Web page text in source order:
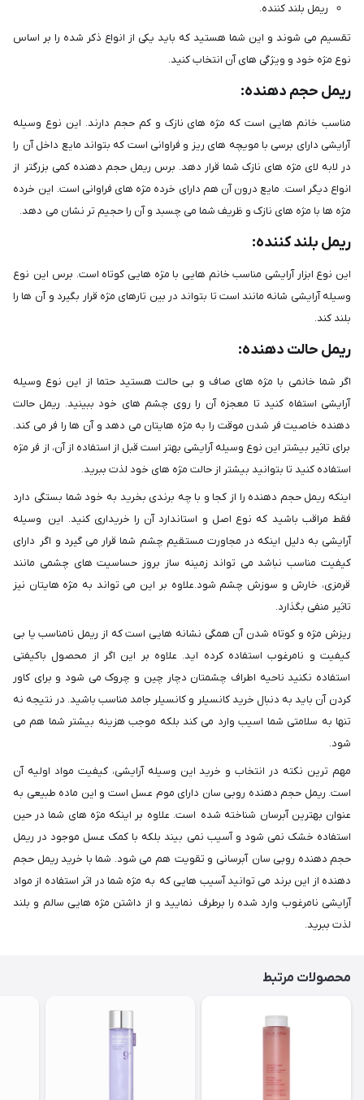
ریمل بلند کننده.
تقسیم می شوند و این شما هستید که باید یکی از انواع ذکر شده را بر اساس
نوع مژه خود و ویژگی های آن انتخاب کنید.
ریمل حجم دهنده:
مناسب خانم هایی است که مژه های نازک و کم حجم دارند. این نوع وسیله
آرایشی دارای برسی با مویچه های ریز و فراوانی است که بتواند مایع داخل آن را
در لابه لای مژه های نازک شما قرار دهد. برس ریمل حجم دهنده کمی بزرگتر از
انواع دیگر است. مایع درون آن هم دارای خرده مژه های فراوانی است. این خرده
مژه ها با مژه های نازک و ظریف شما می چسبد و آن را حجیم تر نشان می دهد.
ریمل بلند کننده:
این نوع ابزار آرایشی مناسب خانم هایی با مژه هایی کوتاه است. برس این نوع
وسیله آرایشی شانه مانند است تا بتواند در بین تارهای مژه قرار بگیرد و آن ها را
بلند کند.
ریمل حالت دهنده:
اگر شما خانمی با مژه های صاف و بی حالت هستید حتما از این نوع وسیله
آرایشی استفاه کنید تا معجزه آن را روی چشم های خود ببینید. ریمل حالت
دهنده خاصیت فر شدن موقت را به مژه هایتان می دهد و آن ها را فر می کند.
برای تاثیر بیشتر این نوع وسیله آرایشی بهتر است قبل از استفاده از آن، از فر مژه
استفاده کنید تا بتوانید بیشتر از حالت مژه های خود لذت ببرید.
اینکه ریمل حجم دهنده را از کجا و با چه برندی بخرید به خود شما بستگی دارد
فقط مراقب باشید که نوع اصل و استاندارد آن را خریداری کنید. این وسیله
آرایشی به دلیل اینکه در مجاورت مستقیم چشم شما قرار می گیرد و اگر دارای
کیفیت مناسب نباشد می تواند زمینه ساز بروز حساسیت های چشمی مانند
قرمزی، خارش و سوزش چشم شود.علاوه بر این می تواند به مژه هایتان نیز
تاثیر منفی بگذارد.
ریزش مژه و کوتاه شدن آن همگی نشانه هایی است که از ریمل نامناسب یا بی
کیفیت و نامرغوب استفاده کرده اید. علاوه بر این اگر از محصول باکیفتی
استفاده نکنید ناحیه اطراف چشمتان دچار چین و چروک می شود و برای کاور
کردن آن باید به دنبال خرید کانسیلر و کانسیلر جامد مناسب باشید. در نتیجه نه
تنها به سلامتی شما اسیب وارد می کند بلکه موجب هزینه بیشتر شما هم می
شود.
مهم ترین نکته در انتخاب و خرید این وسیله آرایشی، کیفیت مواد اولیه آن
است. ریمل حجم دهنده روبی سان دارای موم عسل است و این ماده طبیعی به
عنوان بهترین آبرسان شناخته شده است. علاوه بر اینکه مژه های شما در حین
استفاده خشک نمی شود و آسیب نمی بیند بلکه با کمک عسل موجود در ریمل
حجم دهنده روبی سان آبرسانی و تقویت هم می شود. شما با خرید ریمل حجم
دهنده از این برند می توانید آسیب هایی که به مژه شما در اثر استفاده از مواد
آرایشی نامرغوب وارد شده را برطرف نمایید و از داشتن مژه هایی سالم و بلند
لذت ببرید.
محصولات مرتبط